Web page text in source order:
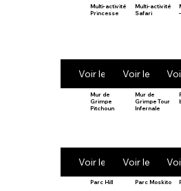
Multi-activité
Princesse
Voir le produit
Multi-activité
Safari
Voir le
Mur de
Grimpe
Pitchoun
Voir le produit
Mur de
Grimpe Tour
Infernale
Voir le
Parc Hill Parc Moskito